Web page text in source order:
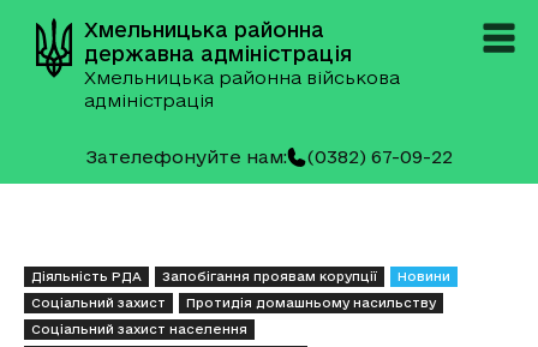
Хмельницька районна
державна адміністрація
Хмельницька районна військова
адміністрація
Зателефонуйте нам: (0382) 67-09-22
Діяльність РДА Запобігання проявам корупції
Новини
Соціальний захист
Протидія домашньому насильству
Соціальний захист населення